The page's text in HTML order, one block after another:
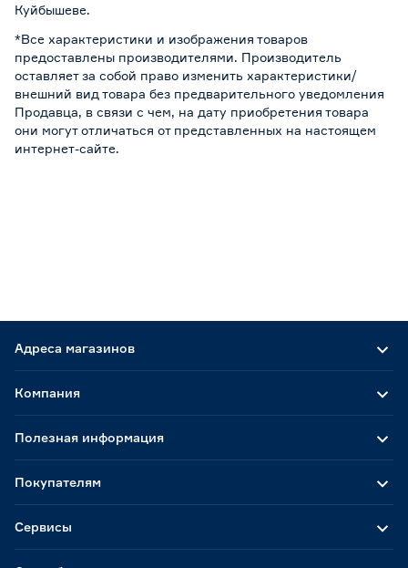
Куйбышеве.
*Все характеристики и изображения товаров
предоставлены производителями. Производитель
оставляет за собой право изменить характеристики/
внешний вид товара без предварительного уведомления
Продавца, в связи с чем, на дату приобретения товара
они могут отличаться от представленных на настоящем
интернет-сайте.
Адреса магазинов
Компания
Полезная информация
Покупателям
Сервисы